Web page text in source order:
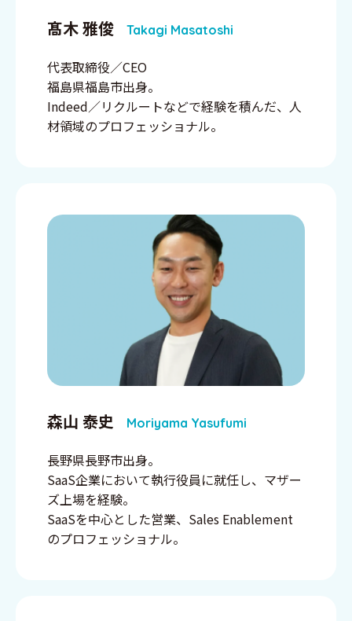
髙木 雅俊 Takagi Masatoshi
代表取締役／CEO
福島県福島市出身。
Indeed／リクルートなどで経験を積んだ、人
材領域のプロフェッショナル。
森山 泰史 Moriyama Yasufumi
長野県長野市出身。
SaaS企業において執行役員に就任し、マザー
ズ上場を経験。
SaaSを中心とした営業、Sales Enablement
のプロフェッショナル。